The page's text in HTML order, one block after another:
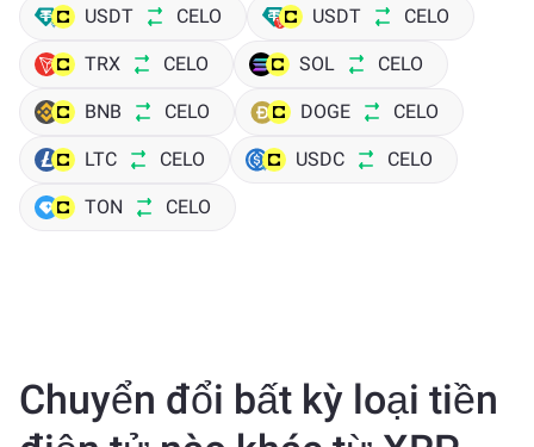
USDT CELO USDT CELO
TRX CELO SOL CELO
BNB CELO DOGE CELO
LTC CELO USDC CELO
TON CELO
Chuyển đổi bất kỳ loại tiền